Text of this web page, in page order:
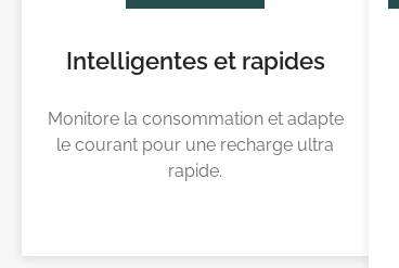
Intelligentes et rapides
Monitore la consommation et adapte
le courant pour une recharge ultra
rapide.